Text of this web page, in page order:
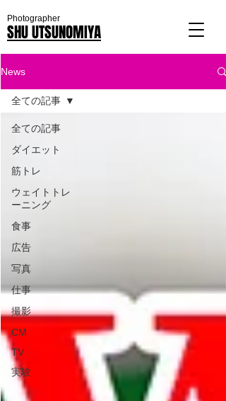
SHU UTSUNOMIYA
Photographer
News
全ての記事
ダイエット
筋トレ
ウェイトトレ
ーニング
食事
広告
写真
仕事
撮影
CM
TV
実験
全ての記事